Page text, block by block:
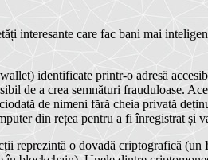
interesante care fac bani mai
identificate printr-o adresă
de a crea semnături frauduloase.
de nimeni fără cheia privată
din rețea pentru a fi înregistrat și
reprezintă o dovadă criptografică (un